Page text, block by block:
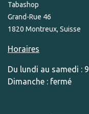
Tabashop
Grand-Rue 46
1820 Montreux, Suisse
Horaires
Du lundi au samedi :
Dimanche : fermé